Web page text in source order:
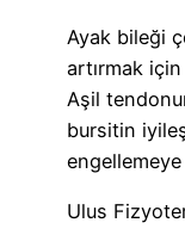
Ayak bileği
artırmak
Aşil
bursitin
engellemeye
Ulus